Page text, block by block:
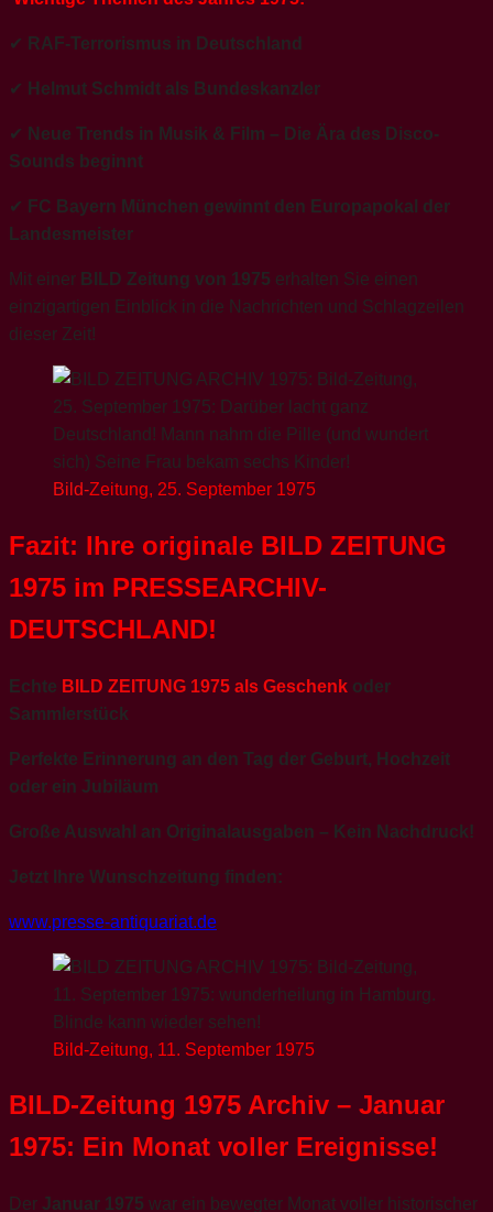
✔ RAF-Terrorismus in Deutschland
✔ Helmut Schmidt als Bundeskanzler
✔ Neue Trends in Musik & Film – Die Ära des Disco-
Sounds beginnt
✔ FC Bayern München gewinnt den Europapokal der
Landesmeister
Mit einer BILD Zeitung von 1975 erhalten Sie einen
einzigartigen Einblick in die Nachrichten und Schlagzeilen
dieser Zeit!
Bild-Zeitung, 25. September 1975
Fazit: Ihre originale BILD ZEITUNG
1975 im PRESSEARCHIV-
DEUTSCHLAND!
Echte BILD ZEITUNG 1975 als Geschenk oder
Sammlerstück
Perfekte Erinnerung an den Tag der Geburt, Hochzeit
oder ein Jubiläum
Große Auswahl an Originalausgaben – Kein Nachdruck!
Jetzt Ihre Wunschzeitung finden:
www.presse-antiquariat.de
Bild-Zeitung, 11. September 1975
BILD-Zeitung 1975 Archiv – Januar
1975: Ein Monat voller Ereignisse!
Der Januar 1975 war ein bewegter Monat voller historischer